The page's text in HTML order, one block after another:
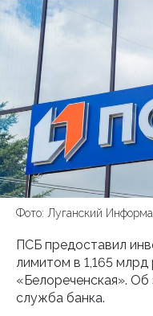
Фото: Луганский
ПСБ предоставил
лимитом в 1,165
«Белореченская».
служба банка.